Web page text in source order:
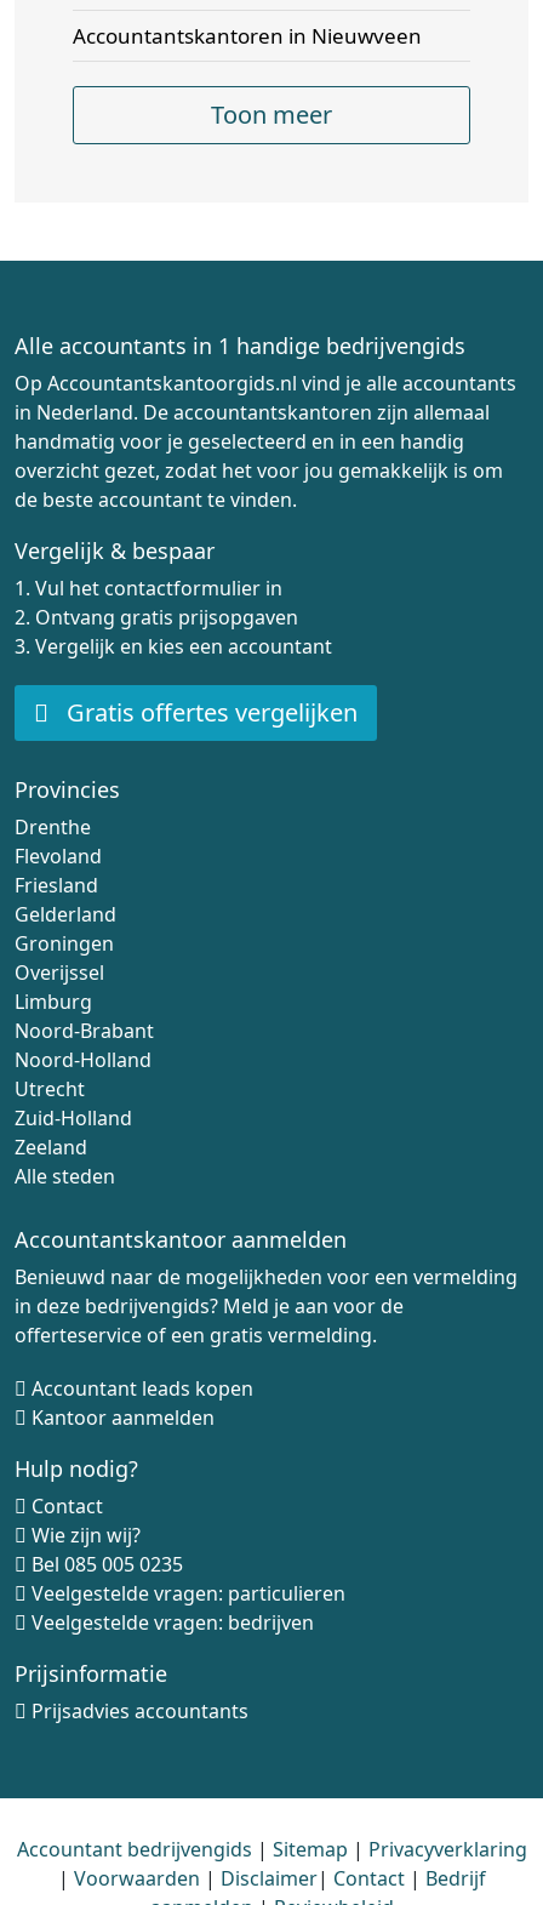
Accountantskantoren in Nieuwveen
Toon meer
Alle accountants in 1 handige bedrijvengids
Op Accountantskantoorgids.nl vind je alle accountants
in Nederland. De accountantskantoren zijn allemaal
handmatig voor je geselecteerd en in een handig
overzicht gezet, zodat het voor jou gemakkelijk is om
de beste accountant te vinden.
Vergelijk & bespaar
1. Vul het contactformulier in
2. Ontvang gratis prijsopgaven
3. Vergelijk en kies een accountant
Gratis offertes vergelijken
Provincies
Drenthe
Flevoland
Friesland
Gelderland
Groningen
Overijssel
Limburg
Noord-Brabant
Noord-Holland
Utrecht
Zuid-Holland
Zeeland
Alle steden
Accountantskantoor aanmelden
Benieuwd naar de mogelijkheden voor een vermelding
in deze bedrijvengids? Meld je aan voor de
offerteservice of een gratis vermelding.
Accountant leads kopen
Kantoor aanmelden
Hulp nodig?
Contact
Wie zijn wij?
Bel 085 005 0235
Veelgestelde vragen: particulieren
Veelgestelde vragen: bedrijven
Prijsinformatie
Prijsadvies accountants
Accountant bedrijvengids | Sitemap | Privacyverklaring
| Voorwaarden | Disclaimer| Contact| Bedrijf